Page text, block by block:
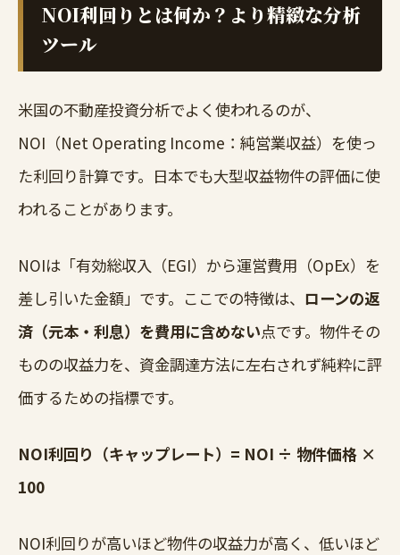
NOI利回りとは何か？より精緻な分析
ツール
米国の不動産投資分析でよく使われるのが、
NOI（Net Operating Income：純営業収益）を使っ
た利回り計算です。日本でも大型収益物件の評価に使
われることがあります。
NOIは「有効総収入（EGI）から運営費用（OpEx）を
差し引いた金額」です。ここでの特徴は、 ローンの返
済（元本・利息）を費用に含めない点です。物件その
ものの収益力を、資金調達方法に左右されず純粋に評
価するための指標です。
NOI利回り（キャップレート）= NOI ÷ 物件価格 ×
100
NOI利回りが高いほど物件の収益力が高く、低いほど